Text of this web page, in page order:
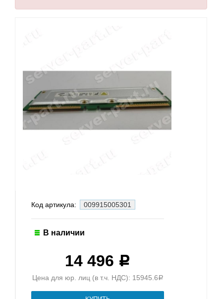
Код артикула: 009915005301
В наличии
14 496 Р
Цена для юр. лиц (в т.ч. НДС): 15945.6 Р